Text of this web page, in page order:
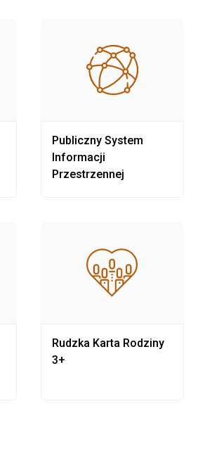
Publiczny System
Informacji
Przestrzennej
Rudzka Karta Rodziny
3+